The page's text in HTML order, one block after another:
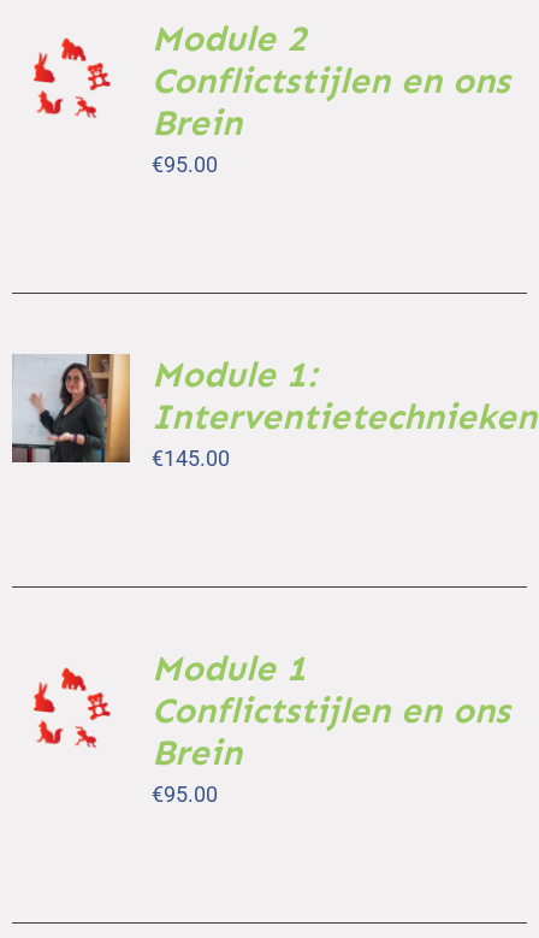
AAN
WINKELWAGEN
Module 2
Conflictstijlen en ons
Brein
€95.00
TOEVOEGEN
AAN
WINKELWAGEN
/
DETAILS
Module 1:
Interventietechnieken
€145.00
AAN
WINKELWAGEN
Module 1
Conflictstijlen en ons
Brein
€95.00